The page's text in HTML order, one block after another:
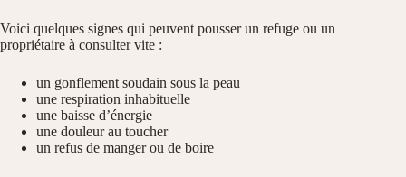
Voici quelques signes qui peuvent pousser un refuge ou un
propriétaire à consulter vite :
un gonflement soudain sous la peau
une respiration inhabituelle
une baisse d’énergie
une douleur au toucher
un refus de manger ou de boire